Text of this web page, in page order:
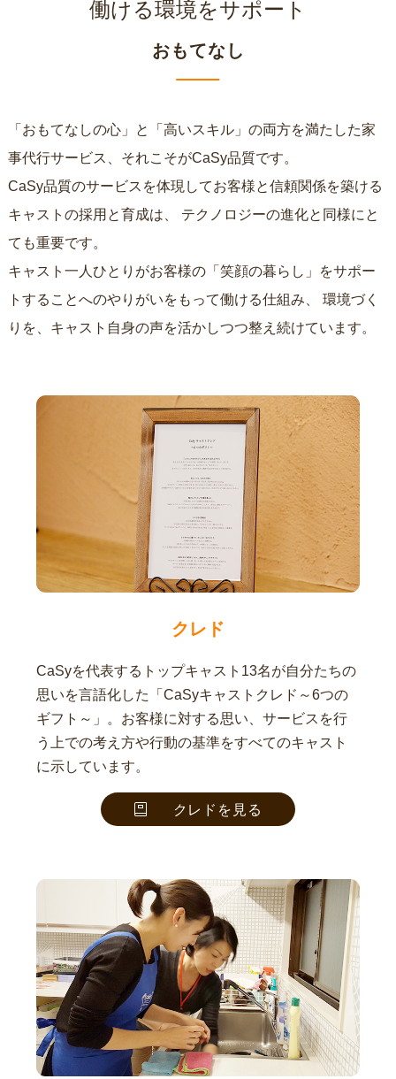
働ける環境をサポート
おもてなし
「おもてなしの心」と「高いスキル」の両方を満たした家
事代行サービス、それこそがCaSy品質です。
CaSy品質のサービスを体現してお客様と信頼関係を築ける
キャストの採用と育成は、
ても重要です。
キャスト一人ひとりがお客様の「笑顔の暮らし」をサポー
トすることへのやりがいをもって働ける仕組み、
りを、キャスト自身の声を活かしつつ整え続けています。
クレド
CaSyを代表するトップキャスト13名が自分たちの
思いを言語化した「CaSyキャストクレド～6つの
ギフト～」。お客様に対する思い、サービスを行
う上での考え方や行動の基準をすべてのキャスト
に示しています。
クレドを見る